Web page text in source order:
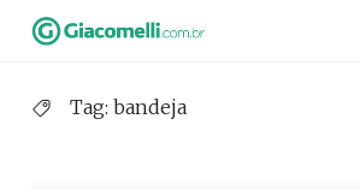
Skip
Tag: bandeja